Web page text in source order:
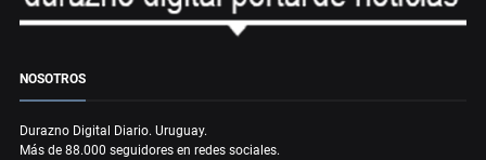
NOSOTROS
Durazno Digital Diario. Uruguay.
Más de 88.000 seguidores en redes sociales.